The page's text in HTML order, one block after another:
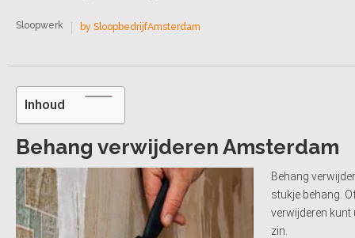
by SloopbedrijfAmsterdam
Sloopwerk
Inhoud
Behang verwijderen Amsterdam
Behang
stukje behang.
verwijderen kunt
zin.